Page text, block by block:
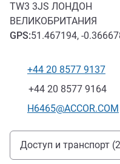
TW3 3JS ЛОНДОН
ВЕЛИКОБРИТАНИЯ
GPS:51.467194, -
Телефон
+44 20 8577 9137
Факс
+44 20 8577 9164
Контактный адрес
H6465@ACCOR.COM
Доступ и транспорт
Доступ и транспорт